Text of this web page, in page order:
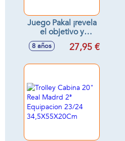
Juego Pakal ¡revela
el objetivo y
encuentra los
símbolos!
8 años 27,95 €